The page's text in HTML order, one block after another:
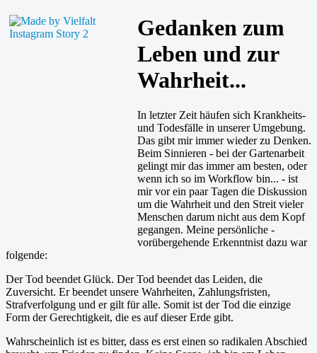
Gedanken zum
Leben und zur
Wahrheit...
In letzter Zeit häufen sich Krankheits-
und Todesfälle in unserer Umgebung.
Das gibt mir immer wieder zu Denken.
Beim Sinnieren - bei der Gartenarbeit
gelingt mir das immer am besten, oder
wenn ich so im Workflow bin... - ist
mir vor ein paar Tagen die Diskussion
um die Wahrheit und den Streit vieler
Menschen darum nicht aus dem Kopf
gegangen. Meine persönliche -
vorübergehende Erkenntnist dazu war
folgende:
Der Tod beendet Glück. Der Tod beendet das Leiden, die
Zuversicht. Er beendet unsere Wahrheiten, Zahlungsfristen,
Strafverfolgung und er gilt für alle. Somit ist der Tod die einzige
Form der Gerechtigkeit, die es auf dieser Erde gibt.
Wahrscheinlich ist es bitter, dass es erst einen so radikalen Abschied